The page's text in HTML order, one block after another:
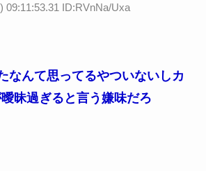
09:11:53.31 ID:RVnNa/Uxa
なんて思ってるやついないしカ
昧過ぎると言う嫌味だろ